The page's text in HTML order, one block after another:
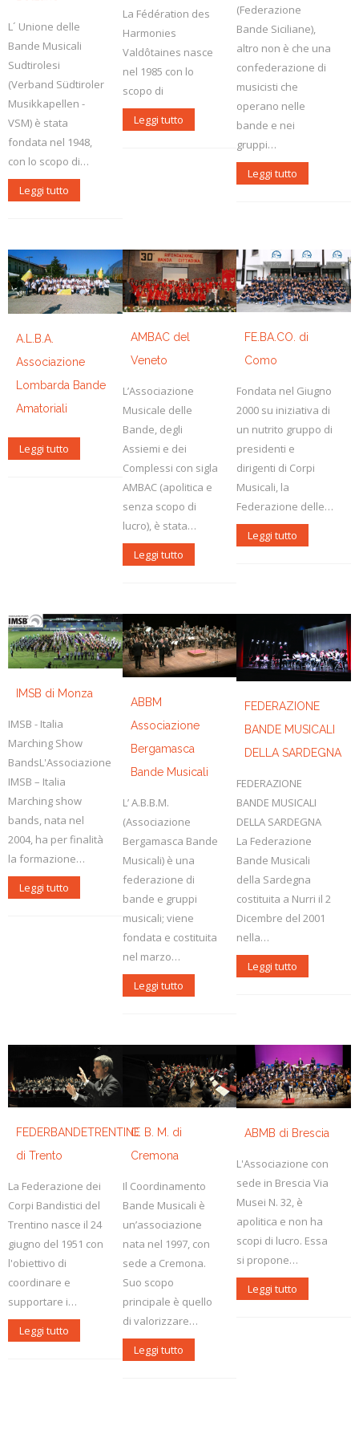
L´ Unione delle
Bande Musicali
Sudtirolesi
(Verband Südtiroler
Musikkapellen -
VSM) è stata
fondata nel 1948,
con lo scopo di…
Leggi tutto
La Fédération des
Harmonies
Valdôtaines nasce
nel 1985 con lo
scopo di
Leggi tutto
(Federazione
Bande Siciliane),
altro non è che una
confederazione di
musicisti che
operano nelle
bande e nei
gruppi…
Leggi tutto
A.L.B.A.
Associazione
Lombarda Bande
Amatoriali
Leggi tutto
AMBAC del
Veneto
L’Associazione
Musicale delle
Bande, degli
Assiemi e dei
Complessi con sigla
AMBAC (apolitica e
senza scopo di
lucro), è stata…
Leggi tutto
FE.BA.CO. di
Como
Fondata nel Giugno
2000 su iniziativa di
un nutrito gruppo di
presidenti e
dirigenti di Corpi
Musicali, la
Federazione delle…
Leggi tutto
IMSB di Monza
IMSB - Italia
Marching Show
BandsL'Associazione
IMSB – Italia
Marching show
bands, nata nel
2004, ha per finalità
la formazione…
Leggi tutto
ABBM
Associazione
Bergamasca
Bande Musicali
L’ A.B.B.M.
(Associazione
Bergamasca Bande
Musicali) è una
federazione di
bande e gruppi
musicali; viene
fondata e costituita
nel marzo…
Leggi tutto
FEDERAZIONE
BANDE MUSICALI
DELLA SARDEGNA
FEDERAZIONE
BANDE MUSICALI
DELLA SARDEGNA
La Federazione
Bande Musicali
della Sardegna
costituita a Nurri il 2
Dicembre del 2001
nella…
Leggi tutto
FEDERBANDETRENTINE
di Trento
La Federazione dei
Corpi Bandistici del
Trentino nasce il 24
giugno del 1951 con
l'obiettivo di
coordinare e
supportare i…
Leggi tutto
C. B. M. di
Cremona
Il Coordinamento
Bande Musicali è
un’associazione
nata nel 1997, con
sede a Cremona.
Suo scopo
principale è quello
di valorizzare…
Leggi tutto
ABMB di Brescia
L'Associazione con
sede in Brescia Via
Musei N. 32, è
apolitica e non ha
scopi di lucro. Essa
si propone…
Leggi tutto
Legislativa
Didattica
Brani d'obbligo 2008
Linee guida letteratura bandistica
RISORSE PER I COMPOSITORI
Brani da concorso